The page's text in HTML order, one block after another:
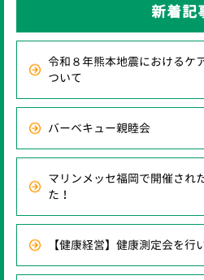
新着記
令和８年熊本地震におけるケ
ついて
バーベキュー親睦会
マリンメッセ福岡で開催され
た！
【健康経営】健康測定会を行